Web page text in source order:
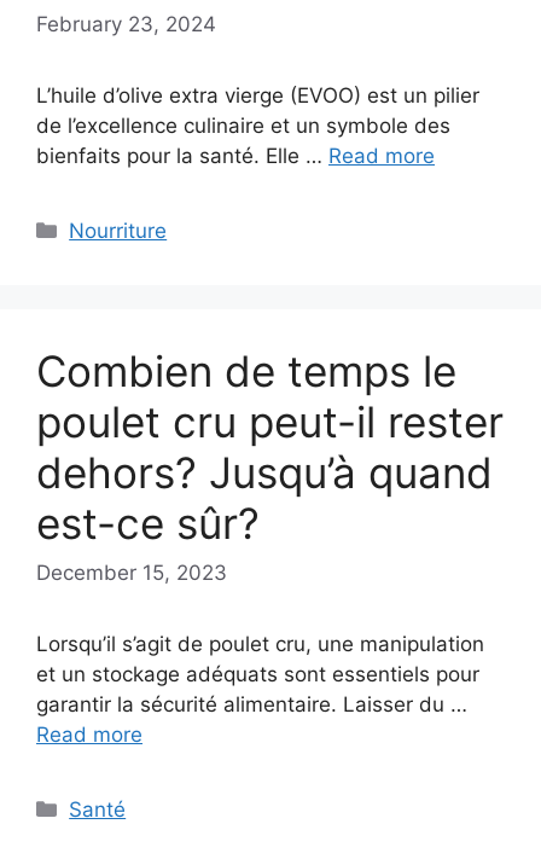
February 23, 2024
L’huile d’olive extra vierge (EVOO) est un pilier
de l’excellence culinaire et un symbole des
bienfaits pour la santé. Elle … Read more
Categories
Nourriture
Combien de temps le
poulet cru peut-il rester
dehors? Jusqu’à quand
est-ce sûr?
December 15, 2023
Lorsqu’il s’agit de poulet cru, une manipulation
et un stockage adéquats sont essentiels pour
garantir la sécurité alimentaire. Laisser du …
Read more
Categories
Santé